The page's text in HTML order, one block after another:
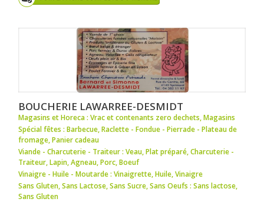
BOUCHERIE LAWARREE-DESMIDT
Magasins et Horeca : Vrac et contenants zero dechets,Magasins
Spécial fêtes : Barbecue,Raclette - Fondue - Pierrade - Plateau de
fromage,Panier cadeau
Viande - Charcuterie - Traiteur : Veau,Plat préparé,Charcuterie -
Traiteur,Lapin,Agneau,Porc,Boeuf
Vinaigre - Huile - Moutarde : Vinaigrette,Huile,Vinaigre
Sans Gluten, Sans Lactose, Sans Sucre, Sans Oeufs : Sans lactose,
Sans Gluten